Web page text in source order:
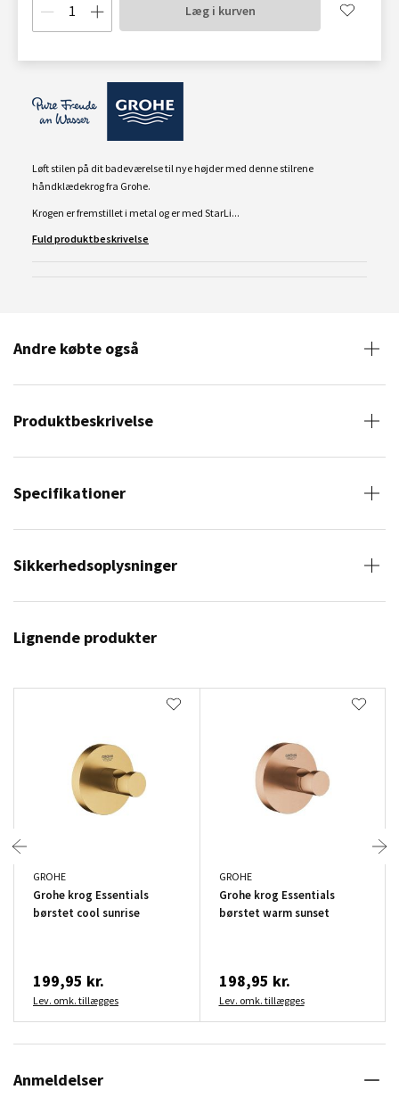
Læg i kurven
Løft stilen på dit badeværelse til nye højder med denne stilrene
håndklædekrog fra Grohe.
Krogen er fremstillet i metal og er med StarLi...
Fuld produktbeskrivelse
Andre købte også
Produktbeskrivelse
Specifikationer
Sikkerhedsoplysninger
Lignende produkter
GROHE
Grohe krog Essentials
børstet cool sunrise
199,95 kr.
Lev. omk. tillægges
GROHE
Grohe krog Essentials
børstet warm sunset
198,95 kr.
Lev. omk. tillægges
Anmeldelser